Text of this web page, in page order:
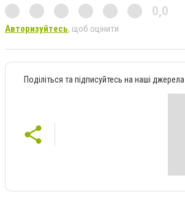
0,0
Авторизуйтесь, щоб оцінити
Поділіться та підписуйтесь на наші джерела